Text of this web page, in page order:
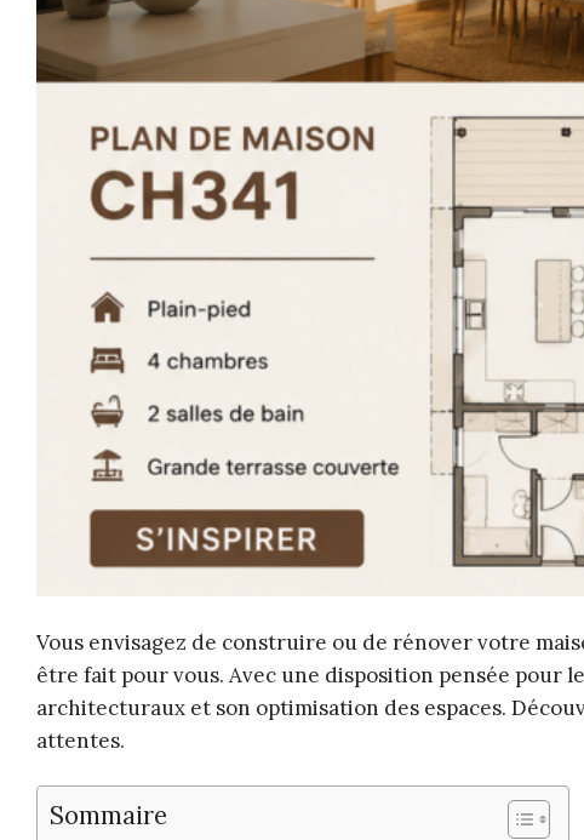
Vous envisagez de construire ou de rénover votre
être fait pour vous. Avec une disposition pensée pour
architecturaux et son optimisation des espaces.
attentes.
Sommaire